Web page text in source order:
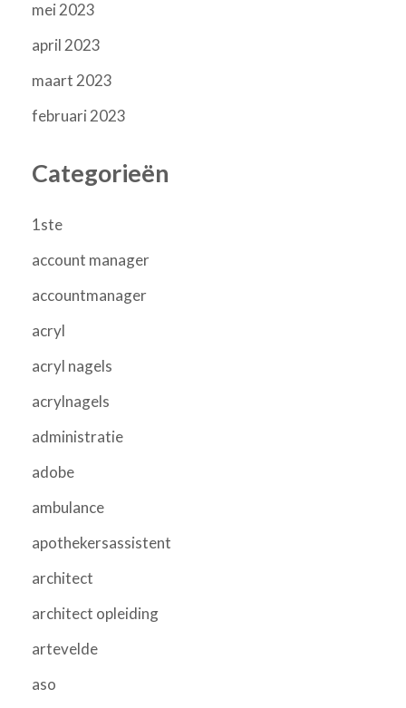
mei 2023
april 2023
maart 2023
februari 2023
Categorieën
1ste
account manager
accountmanager
acryl
acryl nagels
acrylnagels
administratie
adobe
ambulance
apothekersassistent
architect
architect opleiding
artevelde
aso